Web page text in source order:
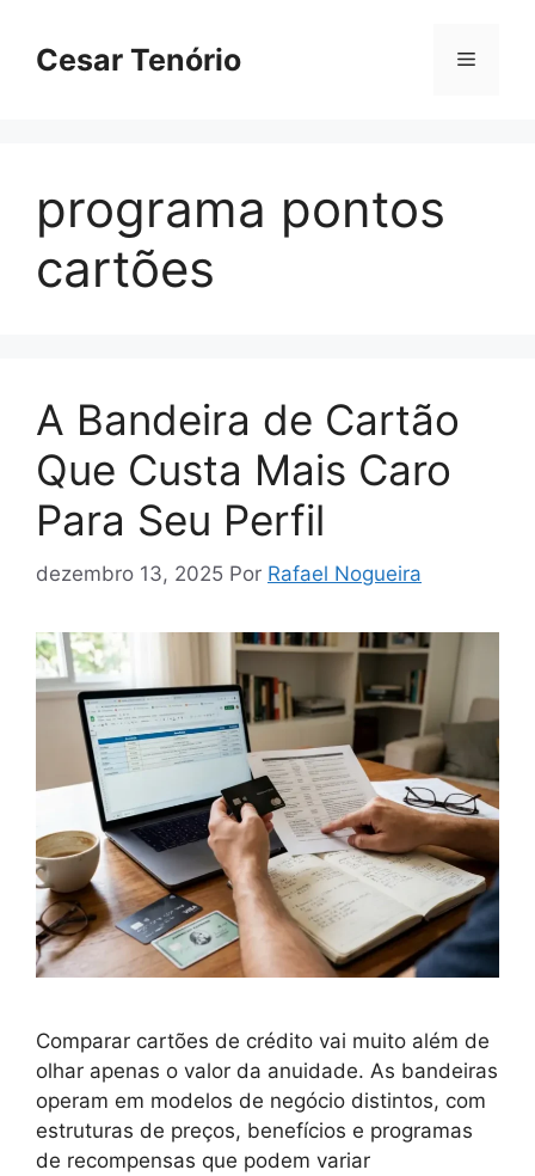
Cesar Tenório Menu
programa pontos
cartões
A Bandeira de Cartão
Que Custa Mais Caro
Para Seu Perfil
dezembro 13, 2025 Por Rafael Nogueira
Comparar cartões de crédito vai muito além de
olhar apenas o valor da anuidade. As bandeiras
operam em modelos de negócio distintos, com
estruturas de preços, benefícios e programas
de recompensas que podem variar